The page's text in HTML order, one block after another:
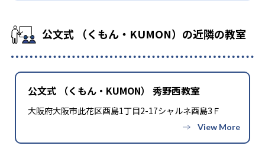
公文式 （くもん・KUMON）の近隣の教室
公文式 （くもん・KUMON） 秀野西教室
大阪府大阪市此花区酉島1丁目2-17シャルネ酉島3Ｆ